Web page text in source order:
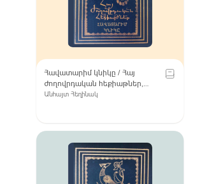
Հավատարիմ կնիկը / Հայ
ժողովրդական հեքիաթներ,
Հատոր VIII / Գուգարք (Լոռի),
Անհայտ Հեղինակ